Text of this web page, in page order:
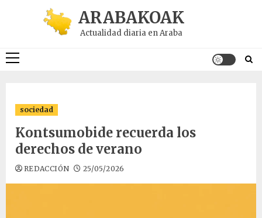
ARABAKOAK
Actualidad diaria en Araba
Menú
sociedad
Kontsumobide recuerda los
derechos de verano
REDACCIÓN 25/05/2026